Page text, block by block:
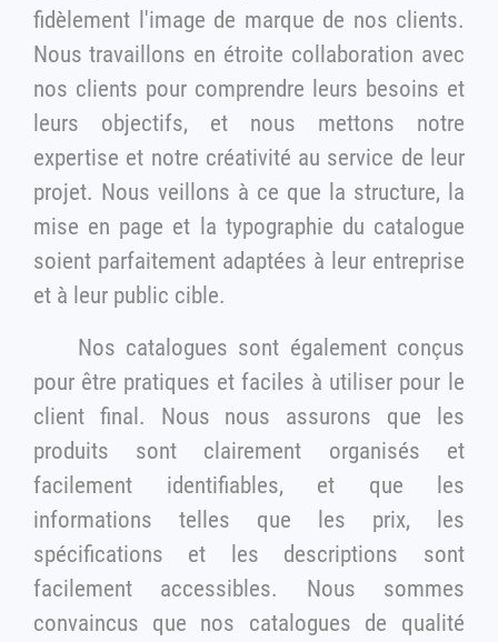
fidèlement l'image de marque de nos clients.
Nous travaillons en étroite collaboration avec
nos clients pour comprendre leurs besoins et
leurs objectifs, et nous mettons notre
expertise et notre créativité au service de leur
projet. Nous veillons à ce que la structure, la
mise en page et la typographie du catalogue
soient parfaitement adaptées à leur entreprise
et à leur public cible.
Nos catalogues sont également conçus
pour être pratiques et faciles à utiliser pour le
client final. Nous nous assurons que les
produits sont clairement organisés et
facilement identifiables, et que les
informations telles que les prix, les
spécifications et les descriptions sont
facilement accessibles. Nous sommes
convaincus que nos catalogues de qualité